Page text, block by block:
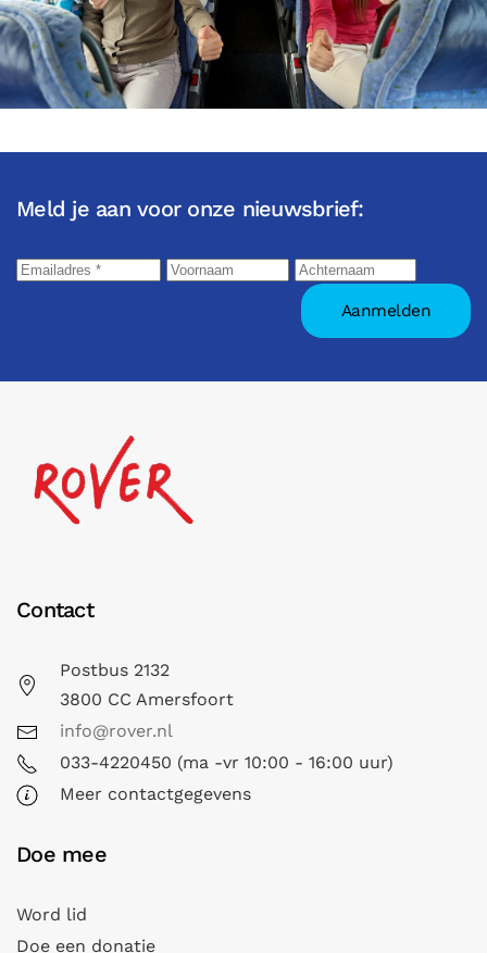
Meld je aan voor onze nieuwsbrief:
Contact
Postbus 2132
3800 CC Amersfoort
info@rover.nl
033-4220450 (ma -vr 10:00 - 16:00 uur)
Meer contactgegevens
Doe mee
Word lid
Doe een donatie